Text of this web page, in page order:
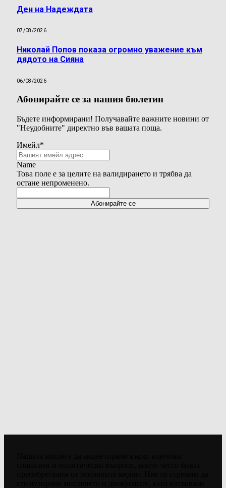
Ден на Надеждата
07/08/2026
Николай Попов показа огромно уважение към
дядото на Сияна
06/08/2026
Абонирайте се за нашия бюлетин
Бъдете информирани! Получавайте важните новини от
"Неудобните" директно във вашата поща.
Имейл*
Name
Това поле е за целите на валидирането и трябва да
остане непроменено.